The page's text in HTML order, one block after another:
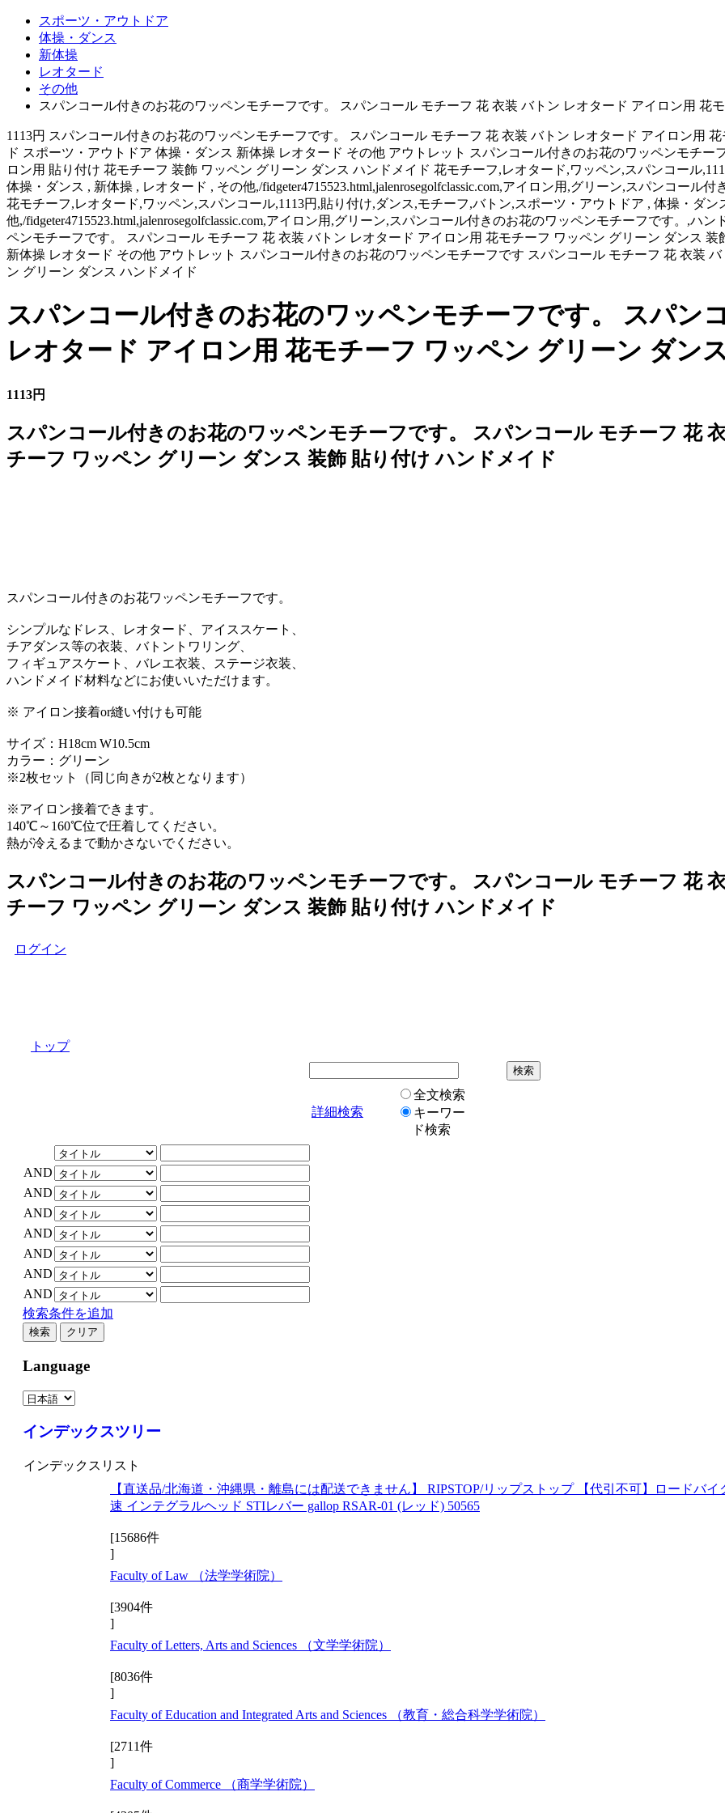
スポーツ・アウトドア
体操・ダンス
新体操
レオタード
その他
スパンコール付きのお花のワッペンモチーフです。 スパンコール モチーフ 花 衣装 バトン レオタード アイロン用 花
1113円 スパンコール付きのお花のワッペンモチーフです。 スパンコール モチーフ 花 衣装 バトン レオタード アイロン用
ド スポーツ・アウトドア 体操・ダンス 新体操 レオタード その他 アウトレット スパンコール付きのお花のワッペンモチ
ロン用 貼り付け 花モチーフ 装飾 ワッペン グリーン ダンス ハンドメイド 花モチーフ,レオタード,ワッペン,スパンコール
体操・ダンス , 新体操 , レオタード , その他,/fidgeter4715523.html,jalenrosegolfclassic.com,アイロン用,グリーン,スパンコール
花モチーフ,レオタード,ワッペン,スパンコール,1113円,貼り付け,ダンス,モチーフ,バトン,スポーツ・アウトドア , 体操・ダン
他,/fidgeter4715523.html,jalenrosegolfclassic.com,アイロン用,グリーン,スパンコール付きのお花のワッペンモチーフです。,ハ
ペンモチーフです。 スパンコール モチーフ 花 衣装 バトン レオタード アイロン用 花モチーフ ワッペン グリーン ダンス
新体操 レオタード その他 アウトレット スパンコール付きのお花のワッペンモチーフです スパンコール モチーフ 花 衣装
ン グリーン ダンス ハンドメイド
スパンコール付きのお花のワッペンモチーフです。 スパン
レオタード アイロン用 花モチーフ ワッペン グリーン ダン
1113円
スパンコール付きのお花のワッペンモチーフです。 スパンコール モチーフ 花
チーフ ワッペン グリーン ダンス 装飾 貼り付け ハンドメイド
スパンコール付きのお花ワッペンモチーフです。
シンプルなドレス、レオタード、アイススケート、
チアダンス等の衣装、バトントワリング、
フィギュアスケート、バレエ衣装、ステージ衣装、
ハンドメイド材料などにお使いいただけます。
※ アイロン接着or縫い付けも可能
サイズ：H18cm W10.5cm
カラー：グリーン
※2枚セット（同じ向きが2枚となります）
※アイロン接着できます。
140℃～160℃位で圧着してください。
熱が冷えるまで動かさないでください。
スパンコール付きのお花のワッペンモチーフです。 スパンコール モチーフ 花
チーフ ワッペン グリーン ダンス 装飾 貼り付け ハンドメイド
ログイン
トップ
詳細検索
全文検索
キーワー
ド検索
AND
AND
AND
AND
AND
AND
AND
検索条件を追加
Language
インデックスツリー
インデックスリスト
【直送品/北海道・沖縄県・離島には配送できません】 RIPSTOP/リップストップ 【代引不可】ロードバイ
速 インテグラルヘッド STIレバー gallop RSAR-01 (レッド) 50565
[15686件
]
Faculty of Law （法学学術院）
[3904件
]
Faculty of Letters, Arts and Sciences （文学学術院）
[8036件
]
Faculty of Education and Integrated Arts and Sciences （教育・総合科学学術院）
[2711件
]
Faculty of Commerce （商学学術院）